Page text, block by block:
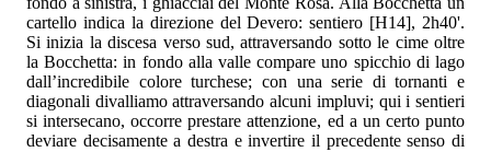
cartello indica la direzione del Devero: sentiero [H14], 2h40'.
Si inizia la discesa verso sud, attraversando sotto le cime oltre
la Bocchetta: in fondo alla valle compare uno spicchio di lago
dall’incredibile colore turchese; con una serie di tornanti e
diagonali divalliamo attraversando alcuni impluvi; qui i sentieri
si intersecano, occorre prestare attenzione, ed a un certo punto
deviare decisamente a destra e invertire il precedente senso di